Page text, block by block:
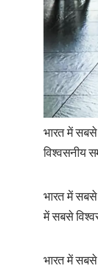
भारत में सबसे
विश्वसनीय
भारत में सबसे
में सबसे
भारत में सबसे